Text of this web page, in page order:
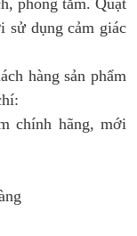
sử dụng cảm giác
hàng sản phẩm
chính hãng, mới